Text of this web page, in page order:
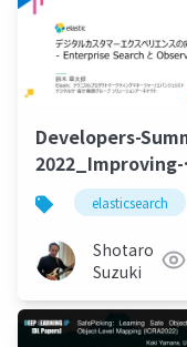
Developers-
2022_Improving-
Digital-Customer-
Experience-with-
20220218
elasticsearch
Shotaro
Suzuki